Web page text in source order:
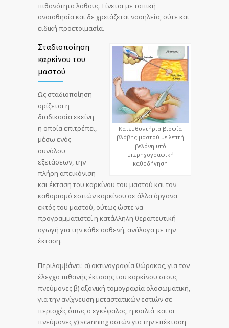
πιθανότητα λάθους. Γίνεται με τοπική
αναισθησία και δε χρειάζεται νοσηλεία, ούτε και
ειδική προετοιμασία.
Κατευθυντήρια βιοψία
βλάβης μαστού με λεπτή
βελόνη υπό
υπερηχογραφική
καθοδήγηση
Σταδιοποίηση
καρκίνου του
μαστού
Ως σταδιοποίηση
ορίζεται η
διαδικασία εκείνη
η οποία επιτρέπει,
μέσω ενός
συνόλου
εξετάσεων, την
πλήρη απεικόνιση
και έκταση του καρκίνου του μαστού και τον
καθορισμό εστιών καρκίνου σε άλλα όργανα
εκτός του μαστού, ούτως ώστε να
προγραμματιστεί η κατάλληλη θεραπευτική
αγωγή για την κάθε ασθενή, ανάλογα με την
έκταση.
Περιλαμβάνει: α) ακτινογραφία θώρακος, για τον
έλεγχο πιθανής έκτασης του καρκίνου στους
πνεύμονες β) αξονική τομογραφία ολοσωματική,
για την ανίχνευση μεταστατικών εστιών σε
περιοχές όπως ο εγκέφαλος, η κοιλιά και οι
πνεύμονες γ) scanning οστών για την επέκταση